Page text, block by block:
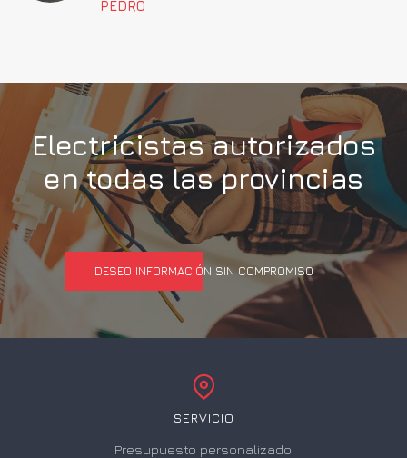
PEDRO
Electricistas autorizados
en todas las provincias
DESEO INFORMACIÓN SIN COMPROMISO
SERVICIO
Presupuesto personalizado